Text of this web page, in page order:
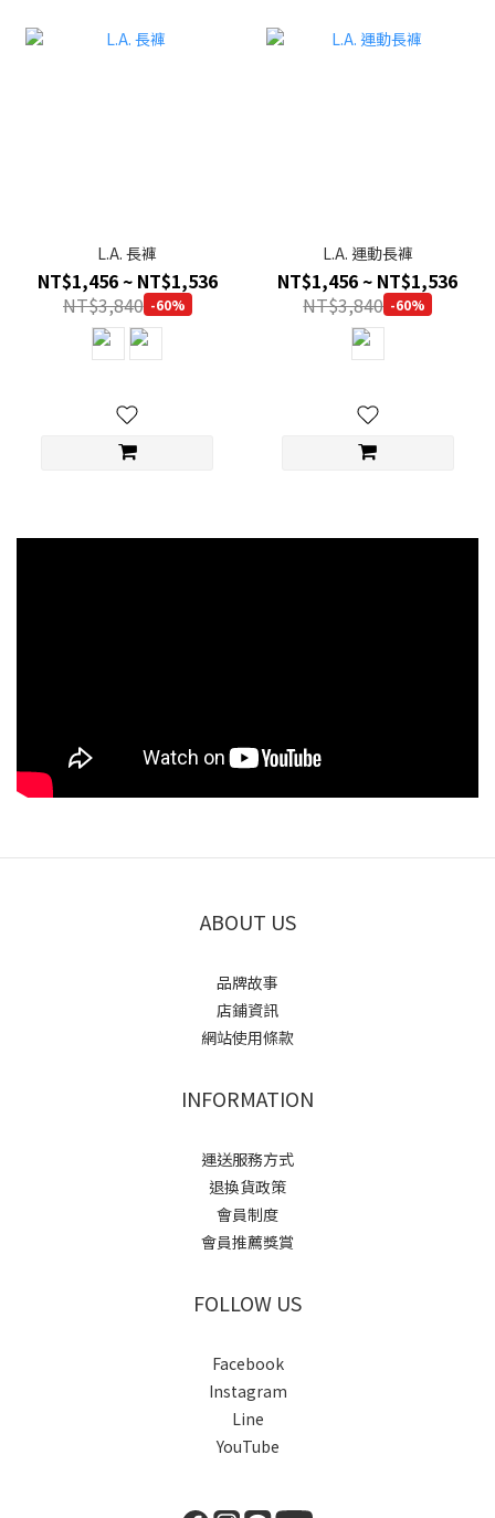
L.A. 長褲
NT$1,456 ~ NT$1,536
NT$3,840 -60%
L.A. 運動長褲
NT$1,456 ~ NT$1,536
NT$3,840 -60%
ABOUT US
品牌故事
店鋪資訊
網站使用條款
INFORMATION
運送服務方式
退換貨政策
會員制度
會員推薦獎賞
FOLLOW US
Facebook
Instagram
Line
YouTube